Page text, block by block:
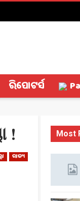
ରିପୋଟର୍ସ
!
ରାଜ୍ୟ
Most